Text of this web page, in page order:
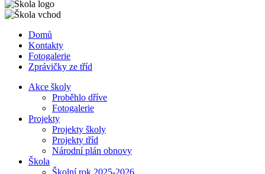
Domů
Kontakty
Fotogalerie
Zprávičky ze tříd
Akce školy
Proběhlo dříve
Fotogalerie
Projekty
Projekty školy
Projekty tříd
Národní plán obnovy
Škola
Školní rok 2025-2026